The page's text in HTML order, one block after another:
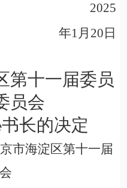
2025
年1月 20 日
第十一届委员
员会
长的决定
市海淀区第十一届